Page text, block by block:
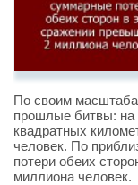
По своим
прошлые битвы: на
квадратных
человек. По
потери обеих
миллиона человек.